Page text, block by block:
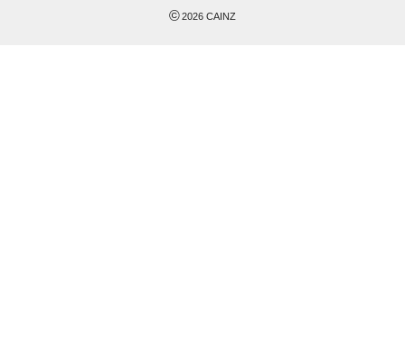
©2026 CAINZ